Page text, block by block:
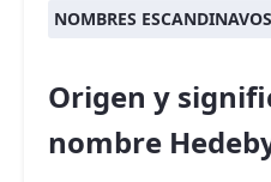
NOMBRES ESCANDINAVOS
Origen y
nombre